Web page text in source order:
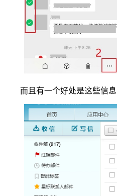
而且有一个好处是这些信